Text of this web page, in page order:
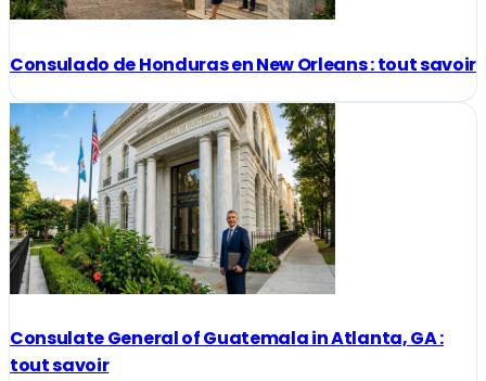
Consulado de Honduras en New Orleans : tout savoir
Consulate General of Guatemala in Atlanta, GA :
tout savoir